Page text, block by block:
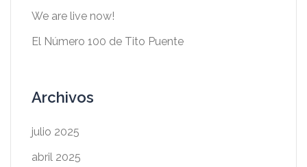
We are live now!
El Número 100 de Tito Puente
Archivos
julio 2025
abril 2025